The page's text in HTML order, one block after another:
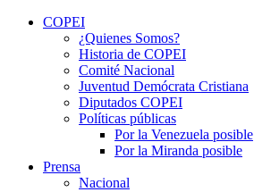
COPEI
¿Quienes Somos?
Historia de COPEI
Comité Nacional
Juventud Demócrata Cristiana
Diputados COPEI
Políticas públicas
Por la Venezuela posible
Por la Miranda posible
Prensa
Nacional